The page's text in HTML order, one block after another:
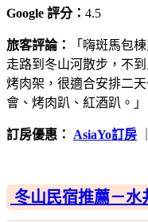
Google 評分： 4.5
旅客評論：
「嗨斑馬包
走路到冬山河散步，不
烤肉架，很適合安排二
會、烤肉趴、紅酒趴。」
訂房優惠： AsiaYo訂房
冬山民宿推薦－水